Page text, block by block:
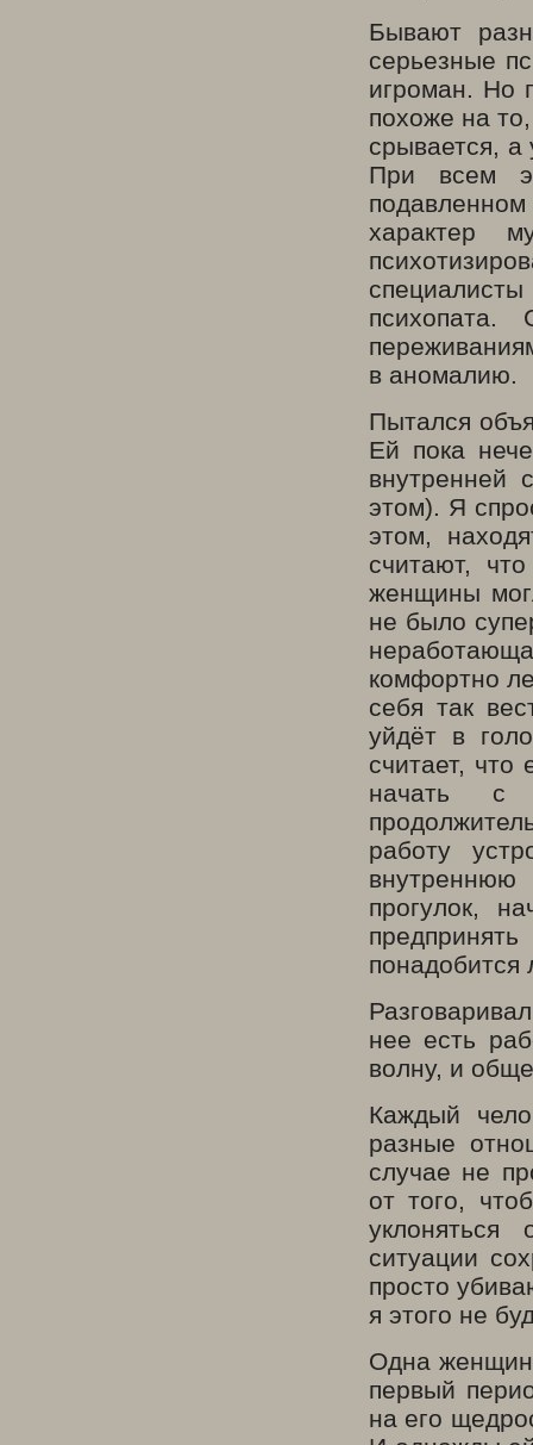
Бывают
серьезные
игроман. Но
похоже на
срывается, а
При всем
подавленном
характер
в аномалию.
Пытался
Ей пока
внутренней
этом). Я
этом,
считают,
женщины
не было
комфортно
себя так
уйдёт в
считает, что
начать с
работу
прогулок,
понадобится
нее есть
волну, и
Каждый
разные
случае не
от того,
уклоняться
ситуации
просто
я этого не
Одна
первый
на его